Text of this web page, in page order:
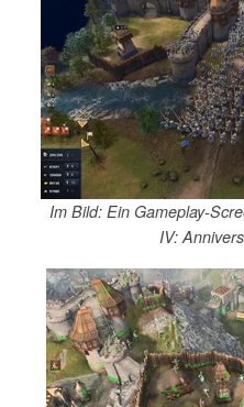
Im Bild: Ein Gameplay-
IV: